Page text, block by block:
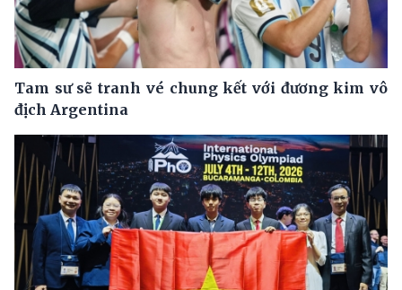
Tam sư sẽ tranh vé chung kết với đương kim vô
địch Argentina